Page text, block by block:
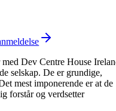
Dev Centre House
selskap. De er grundige,
mest imponerende er at de
forstår og verdsetter